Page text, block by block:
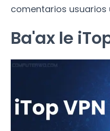
comentarios usuarios
Ba'ax le